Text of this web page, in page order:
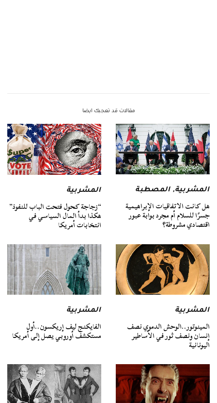
مقالات قد تعجبك ايضا
المشربية,المصطبة
هل كانت الاتفاقيات الإبراهيمية
جسرًا للسلام أم مجرد بوابة عبور
اقتصادي مشروطة؟
المشربية
“زجاجة كحول فتحت الباب للنفوذ”
هكذا بدأ المال السياسي في
انتخابات أمريكا
المشربية
المينوتور..الوحش الدموي نصف
إنسان ونصف ثور في الأساطير
اليونانية
المشربية
الفايكنج ليف إريكسون..أول
مستكشف أوروبي يصل إلى أمريكا